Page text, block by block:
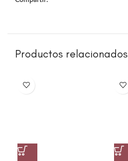
Productos relacionados